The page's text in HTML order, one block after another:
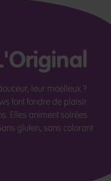
leur moelleux ?
font fondre de plaisir
Elles animent soirées
gluten, sans colorant